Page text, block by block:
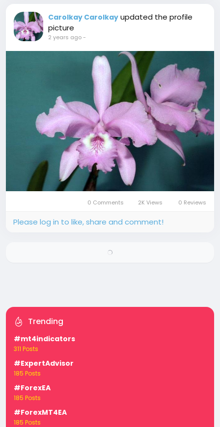
Carolkay Carolkay updated the profile
picture
2 years ago-
0 Comments 2K Views 0 Reviews
Please log in to like, share and comment!
Trending
#mt4indicators
311 Posts
#ExpertAdvisor
185 Posts
#ForexEA
185 Posts
#ForexMT4EA
185 Posts